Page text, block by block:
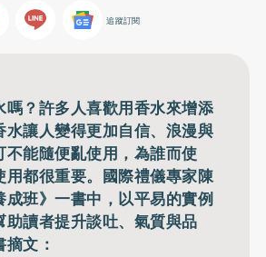
追蹤訂閱
嗎？許多人喜歡用香水來增添
水讓人變得更加自信、浪漫與
不能隨便亂使用，為誰而使
用都很重要。國際禮儀專家陳
成班》一書中，以平易的實例
助讀者提升談吐、氣質與品
文：